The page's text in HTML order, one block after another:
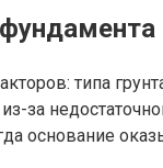
типа
за
основание